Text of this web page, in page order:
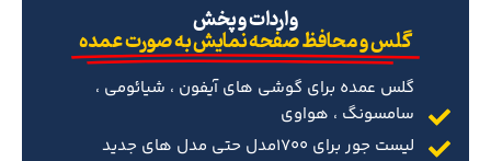
‌واردات و پخش
گلس و محافظ صفحه نمایش به صورت عمده
گلس عمده برای گوشی های آیفون ، شیائومی ،
سامسونگ ، هواوی
لیست جور برای 1700مدل حتی مدل های جدید